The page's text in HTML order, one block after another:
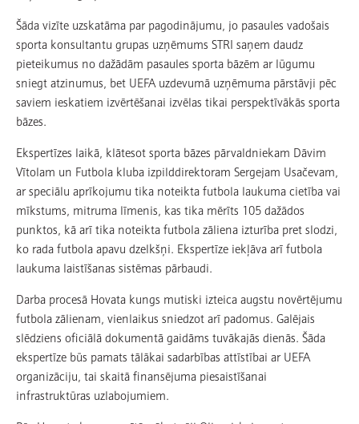
Šāda vizīte uzskatāma par pagodinājumu, jo pasaules vadošais
sporta konsultantu grupas uzņēmums STRI saņem daudz
pieteikumus no dažādām pasaules sporta bāzēm ar lūgumu
sniegt atzinumus, bet UEFA uzdevumā uzņēmuma pārstāvji pēc
saviem ieskatiem izvērtēšanai izvēlas tikai perspektīvākās sporta
bāzes.
Ekspertīzes laikā, klātesot sporta bāzes pārvaldniekam Dāvim
Vītolam un Futbola kluba izpilddirektoram Sergejam Usačevam,
ar speciālu aprīkojumu tika noteikta futbola laukuma cietība vai
mīkstums, mitruma līmenis, kas tika mērīts 105 dažādos
punktos, kā arī tika noteikta futbola zāliena izturība pret slodzi,
ko rada futbola apavu dzelkšņi. Ekspertīze iekļāva arī futbola
laukuma laistīšanas sistēmas pārbaudi.
Darba procesā Hovata kungs mutiski izteica augstu novērtējumu
futbola zālienam, vienlaikus sniedzot arī padomus. Galējais
slēdziens oficiālā dokumentā gaidāms tuvākajās dienās. Šāda
ekspertīze būs pamats tālākai sadarbības attīstībai ar UEFA
organizāciju, tai skaitā finansējuma piesaistīšanai
infrastruktūras uzlabojumiem.